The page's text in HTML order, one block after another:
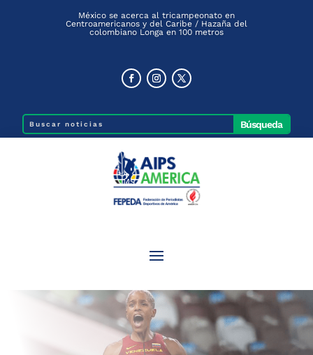
México se acerca al tricampeonato en
Centroamericanos y del Caribe / Hazaña del
colombiano Longa en 100 metros